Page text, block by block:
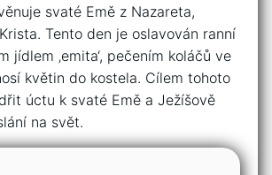
svaté Emě z Nazareta,
Tento den je oslavován ranní
jídlem ‚emita‘, pečením koláčů ve
květin do kostela. Cílem tohoto
úctu k svaté Emě a Ježíšově
na svět.